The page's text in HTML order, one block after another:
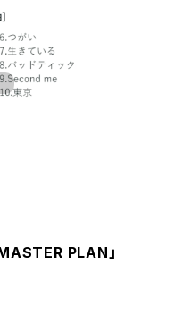
MASTER PLAN」